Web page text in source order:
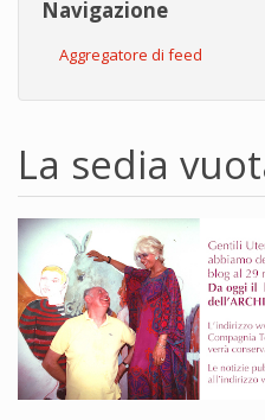
Navigazione
Aggregatore di feed
La sedia